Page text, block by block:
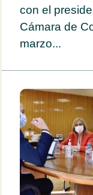
con el
Cámara de
marzo...